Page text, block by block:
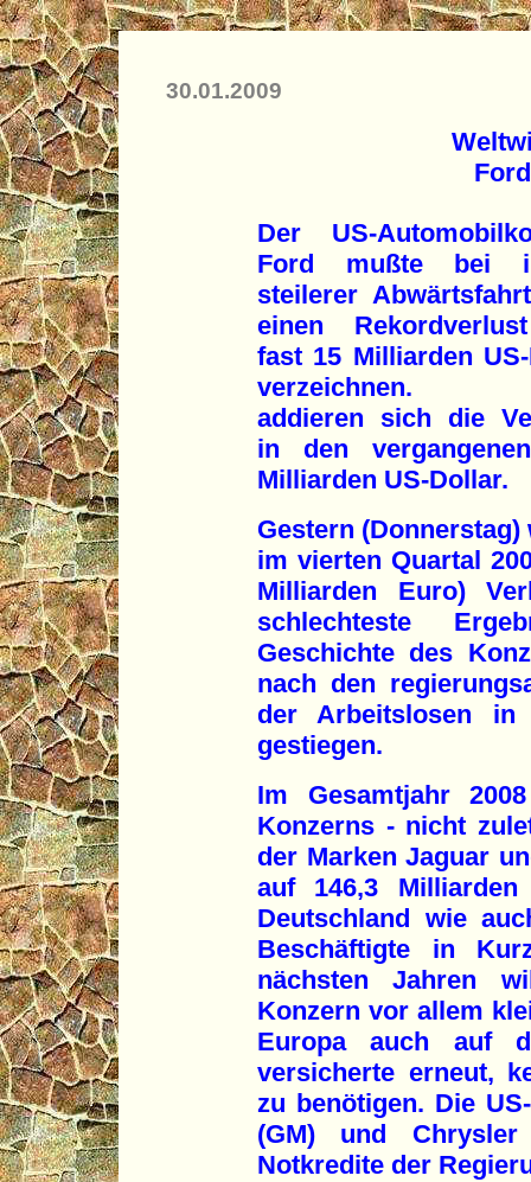
30.01.2009
Der US-
Ford mußte bei
steilerer
einen
fast 15 Milliarden
verzeichnen.
addieren sich die
in den
Milliarden US-Dollar.
Gestern
im vierten Quartal
Milliarden Euro)
schlechteste
Geschichte des
nach den
der Arbeitslosen in
gestiegen.
Im Gesamtjahr
Konzerns - nicht
der Marken Jaguar
auf 146,3
Deutschland wie
Beschäftigte in
nächsten Jahren
Konzern vor allem
Europa auch auf
versicherte erneut,
zu benötigen. Die
(GM) und
Notkredite der